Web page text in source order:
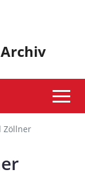
Zöllner